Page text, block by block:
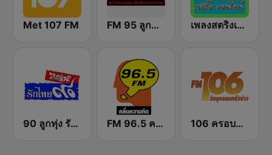
Met 107 FM FM 95 ลูกทุ่งมหานคร อสมท เพลงสตริงเก่า Eingdoi Radio
90 ลูกทุ่ง รักไทย FM 96.5 คลื่นความคิด Thinking Radio 106 ครอบครัวข่าว